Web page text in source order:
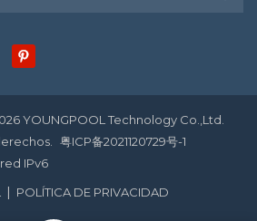
YOUNGPOOL Technology Co.,Ltd.
粤ICP备2021120729号-1
IPv6
| POLÍTICA DE PRIVACIDAD